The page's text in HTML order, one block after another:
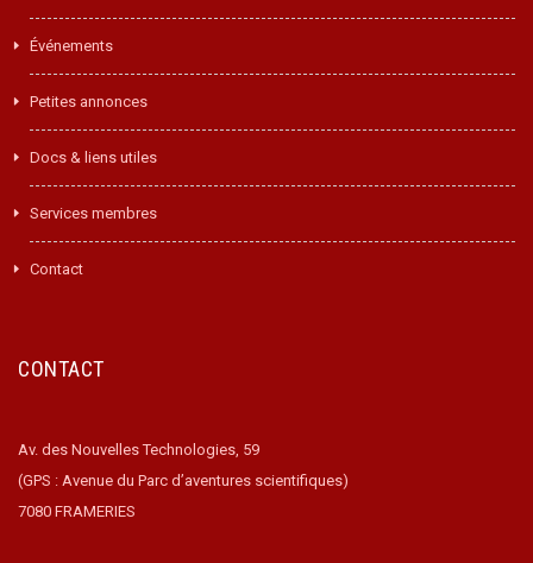
Événements
Petites annonces
Docs & liens utiles
Services membres
Contact
CONTACT
Av. des Nouvelles Technologies, 59
(GPS : Avenue du Parc d’aventures scientifiques)
7080 FRAMERIES